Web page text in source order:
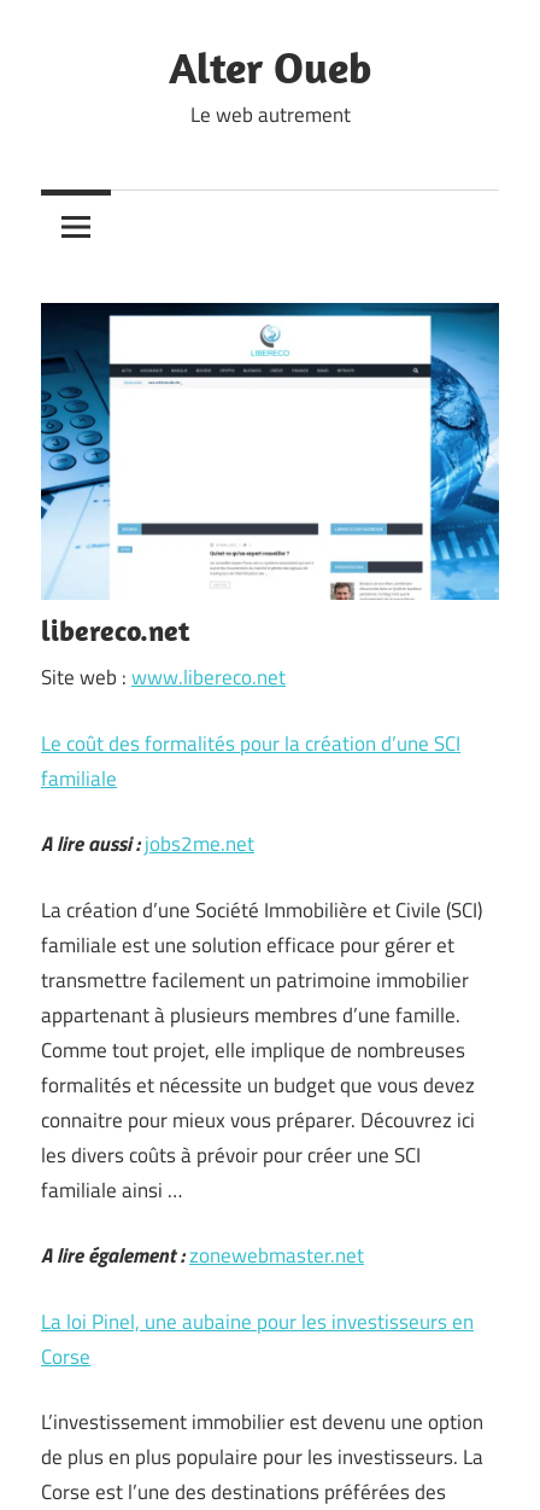
Alter Oueb
Le web autrement
libereco.net
Site web :www.libereco.net
Le coût des formalités pour la création d’une SCI
familiale
A lire aussi :jobs2me.net
La création d’une Société Immobilière et Civile (SCI)
familiale est une solution efficace pour gérer et
transmettre facilement un patrimoine immobilier
appartenant à plusieurs membres d’une famille.
Comme tout projet, elle implique de nombreuses
formalités et nécessite un budget que vous devez
connaitre pour mieux vous préparer. Découvrez ici
les divers coûts à prévoir pour créer une SCI
familiale ainsi …
A lire également :zonewebmaster.net
La loi Pinel, une aubaine pour les investisseurs en
Corse
L’investissement immobilier est devenu une option
de plus en plus populaire pour les investisseurs. La
Corse est l’une des destinations préférées des